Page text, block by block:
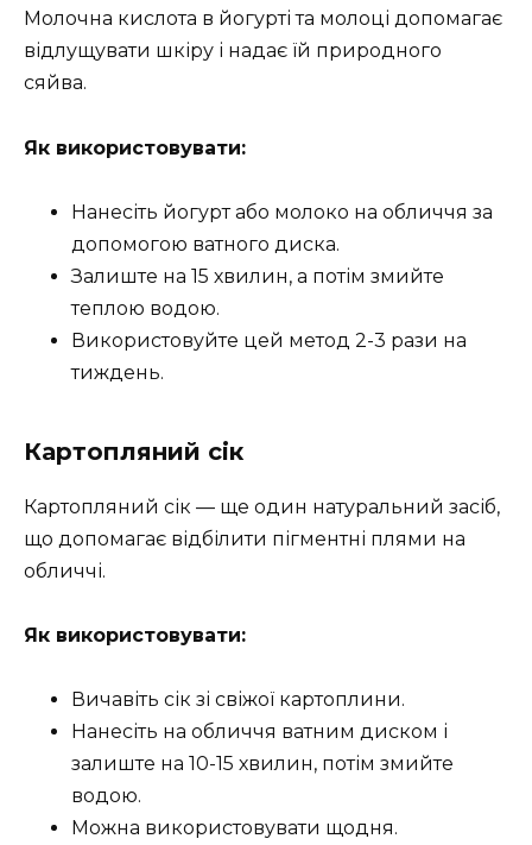
Молочна кислота в йогурті та молоці допомагає
відлущувати шкіру і надає їй природного
сяйва.
Як використовувати:
Нанесіть йогурт або молоко на обличчя за
допомогою ватного диска.
Залиште на 15 хвилин, а потім змийте
теплою водою.
Використовуйте цей метод 2-3 рази на
тиждень.
Картопляний сік
Картопляний сік — ще один натуральний засіб,
що допомагає відбілити пігментні плями на
обличчі.
Як використовувати:
Вичавіть сік зі свіжої картоплини.
Нанесіть на обличчя ватним диском і
залиште на 10-15 хвилин, потім змийте
водою.
Можна використовувати щодня.